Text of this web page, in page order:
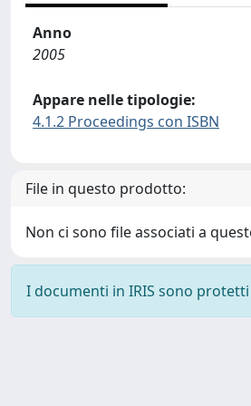
Anno
2005
Appare nelle tipologie:
4.1.2 Proceedings con ISBN
File in questo prodotto:
Non ci sono file associati a
I documenti in IRIS sono